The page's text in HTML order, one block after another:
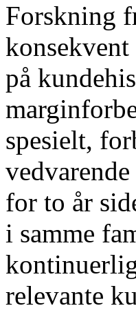
Forskning
på
spesielt,
for to år
i samme
relevante